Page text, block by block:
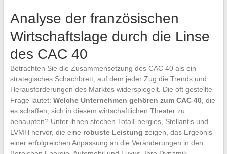
Analyse der französischen
Wirtschaftslage durch die Linse
des CAC 40
Betrachten Sie die Zusammensetzung des CAC 40 als ein
strategisches Schachbrett, auf dem jeder Zug die Trends und
Herausforderungen des Marktes widerspiegelt. Die oft gestellte
Frage lautet: Welche Unternehmen gehören zum CAC 40, die
es schaffen, sich in diesem wirtschaftlichen Theater zu
behaupten? Unter ihnen stechen TotalEnergies, Stellantis und
LVMH hervor, die eine robuste Leistung zeigen, das Ergebnis
einer erfolgreichen Anpassung an die Veränderungen in den